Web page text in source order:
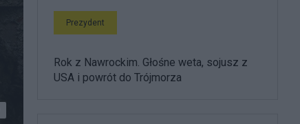
Prezydent
Rok z Nawrockim. Głośne weta, sojusz z
USA i powrót do Trójmorza